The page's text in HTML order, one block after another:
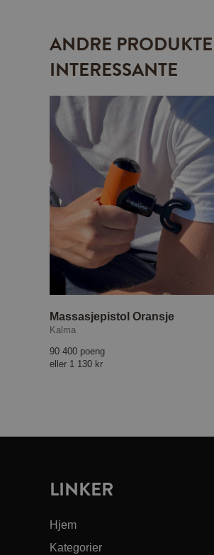
ANDRE
INTERESSANTE
Massasjepistol Oransje
Kalma
90 400 poeng
eller 1 130 kr
LINKER
Hjem
Kategorier